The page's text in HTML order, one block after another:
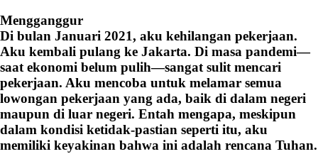
Mengganggur
Di bulan Januari 2021, aku kehilangan pekerjaan.
Aku kembali pulang ke Jakarta. Di masa pandemi—
saat ekonomi belum pulih—sangat sulit mencari
pekerjaan. Aku mencoba untuk melamar semua
lowongan pekerjaan yang ada, baik di dalam negeri
maupun di luar negeri. Entah mengapa, meskipun
dalam kondisi ketidak-pastian seperti itu, aku
memiliki keyakinan bahwa ini adalah rencana Tuhan.